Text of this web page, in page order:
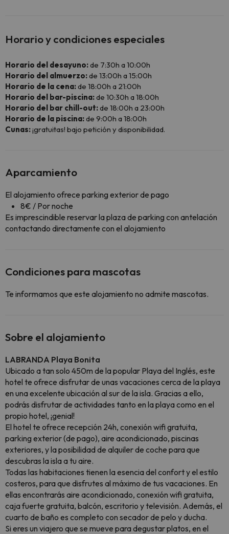
Horario y condiciones especiales
Horario del desayuno:de 7:30h a 10:00h
Horario del almuerzo:de 13:00h a 15:00h
Horario de la cena:de 18:00h a 21:00h
Horario del bar-piscina:de 10:30h a 18:00h
Horario del bar chill-out:de 18:00h a 23:00h
Horario de la piscina:de 9:00h a 18:00h
Cunas:¡gratuitas! bajo petición y disponibilidad.
Aparcamiento
El alojamiento ofrece parking exterior de pago
8€ / Por noche
Es imprescindible reservar la plaza de parking con antelación
contactando directamente con el alojamiento
Condiciones para mascotas
Te informamos que este alojamiento no admite mascotas.
Sobre el alojamiento
LABRANDA Playa Bonita
Ubicado a tan solo 450m de la popular Playa del Inglés, este
hotel te ofrece disfrutar de unas vacaciones cerca de la playa
en una excelente ubicación al sur de la isla. Gracias a ello,
podrás disfrutar de actividades tanto en la playa como en el
propio hotel, ¡genial!
El hotel te ofrece recepción 24h, conexión wifi gratuita,
parking exterior (de pago), aire acondicionado, piscinas
exteriores, y la posibilidad de alquiler de coche para que
descubras la isla a tu aire.
Todas las habitaciones tienen la esencia del confort y el estilo
costeros, para que disfrutes al máximo de tus vacaciones. En
ellas encontrarás aire acondicionado, conexión wifi gratuita,
caja fuerte gratuita, balcón, escritorio y televisión. Además, el
cuarto de baño es completo con secador de pelo y ducha.
Si eres un viajero que se mueve para degustar platos, en el